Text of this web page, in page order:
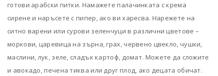
готови арабски питки. Намажете палачинката с крема
сирене и наръсете с пипер, ако ви харесва. Нарежете на
ситно варени или сурови зеленчуци в различни цветове –
моркови, царевица на зърна, грах, червено цвекло, чушки,
маслини, лук, зеле, сладък картоф, домат. Можете да сложите
и авокадо, печена тиква или друг плод, ако децата обичат.